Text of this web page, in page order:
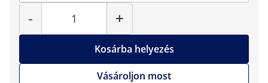
-
Mennyiség
+
Kosárba helyezés
Vásároljon most